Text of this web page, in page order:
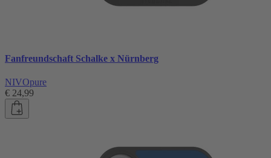
Fanfreundschaft Schalke x Nürnberg
NIVOpure
€ 24,99